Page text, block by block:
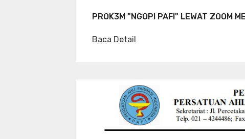
PROK3M "NGOPI PAFI" LEWAT ZOOM
Baca Detail